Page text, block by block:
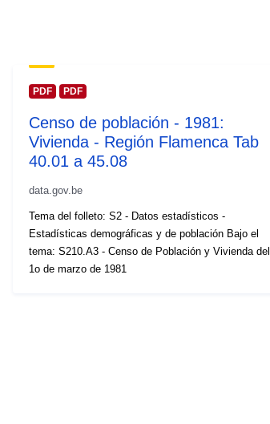
PDF PDF
Censo de población - 1981:
Vivienda - Región Flamenca Tab
40.01 a 45.08
data.gov.be
Tema del folleto: S2 - Datos estadísticos -
Estadísticas demográficas y de población Bajo el
tema: S210.A3 - Censo de Población y Vivienda del
1o de marzo de 1981